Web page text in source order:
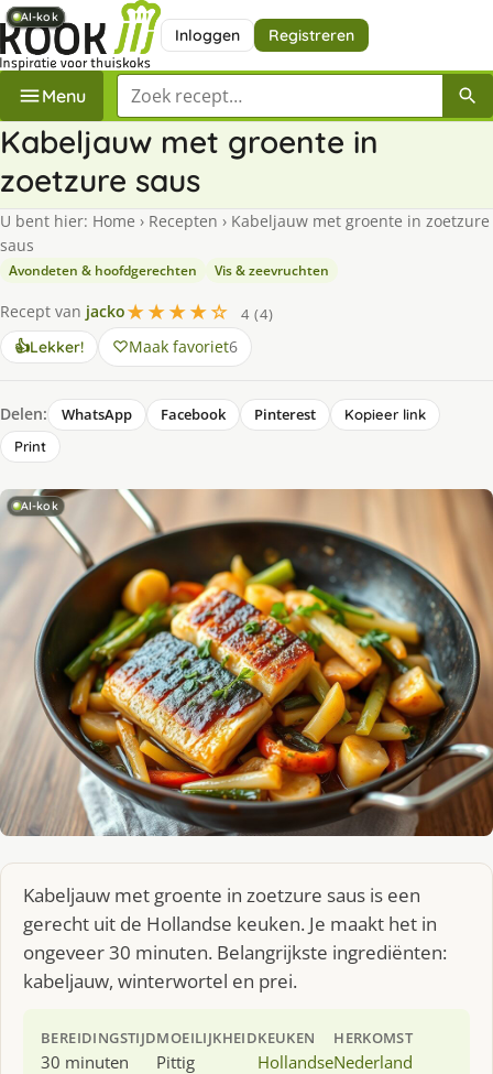
Inloggen Registreren
Menu Zoek een recept
Kabeljauw met groente in
zoetzure saus
U bent hier: Home › Recepten › Kabeljauw met groente in zoetzure
saus
Avondeten & hoofdgerechten Vis & zeevruchten
Recept van jacko★★★★☆
4 (4)
👍Lekker! Maak favoriet6
Delen: WhatsApp Facebook Pinterest
Kopieer link
Print
AI-kok
Kabeljauw met groente in zoetzure saus is een
gerecht uit de Hollandse keuken. Je maakt het in
ongeveer 30 minuten. Belangrijkste ingrediënten:
kabeljauw, winterwortel en prei.
BEREIDINGSTIJD
30 minuten
MOEILIJKHEID
Pittig
KEUKEN
Hollandse
HERKOMST
Nederland
AI-kok
AI-kok
AI-kok
AI-kok
AI-kok
AI-kok
AI-kok